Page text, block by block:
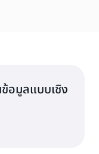
ข้อมูลแบบเชิง